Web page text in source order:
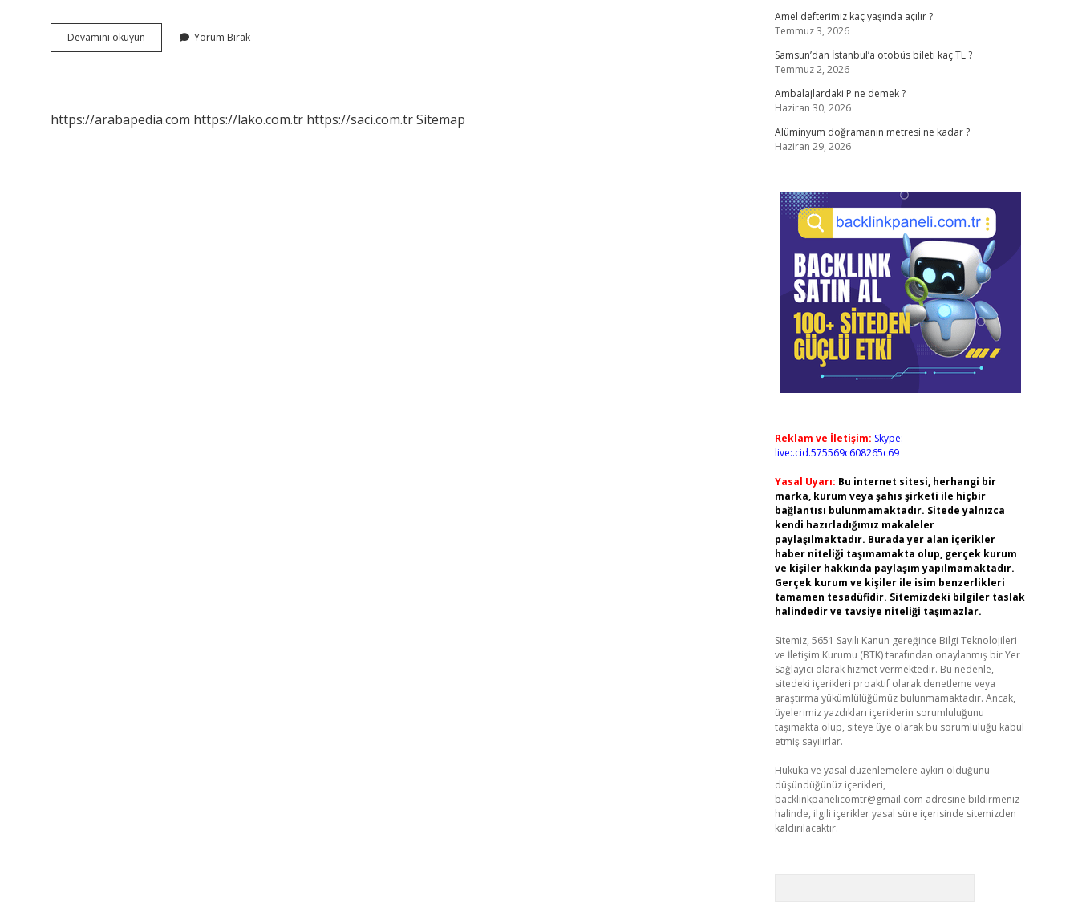
Devamını okuyun
Madde
Yorum Bırak
https://arabapedia.com https://lako.com.tr https://saci.com.trSitemap
Amel defterimiz kaç yaşında açılır ?
Temmuz 3, 2026
Samsun’dan İstanbul’a otobüs bileti kaç TL ?
Temmuz 2, 2026
Ambalajlardaki P ne demek ?
Haziran 30, 2026
Alüminyum doğramanın metresi ne kadar ?
Haziran 29, 2026
Reklam ve İletişim: Skype:
live:.cid.575569c608265c69
Yasal Uyarı: Bu internet sitesi, herhangi bir
marka, kurum veya şahıs şirketi ile hiçbir
bağlantısı bulunmamaktadır. Sitede yalnızca
kendi hazırladığımız makaleler
paylaşılmaktadır. Burada yer alan içerikler
haber niteliği taşımamakta olup, gerçek kurum
ve kişiler hakkında paylaşım yapılmamaktadır.
Gerçek kurum ve kişiler ile isim benzerlikleri
tamamen tesadüfidir. Sitemizdeki bilgiler taslak
halindedir ve tavsiye niteliği taşımazlar.
Sitemiz, 5651 Sayılı Kanun gereğince Bilgi Teknolojileri
ve İletişim Kurumu (BTK) tarafından onaylanmış bir Yer
Sağlayıcı olarak hizmet vermektedir. Bu nedenle,
sitedeki içerikleri proaktif olarak denetleme veya
araştırma yükümlülüğümüz bulunmamaktadır. Ancak,
üyelerimiz yazdıkları içeriklerin sorumluluğunu
taşımakta olup, siteye üye olarak bu sorumluluğu kabul
etmiş sayılırlar.
Hukuka ve yasal düzenlemelere aykırı olduğunu
düşündüğünüz içerikleri,
backlinkpanelicomtr@gmail.com adresine bildirmeniz
halinde, ilgili içerikler yasal süre içerisinde sitemizden
kaldırılacaktır.